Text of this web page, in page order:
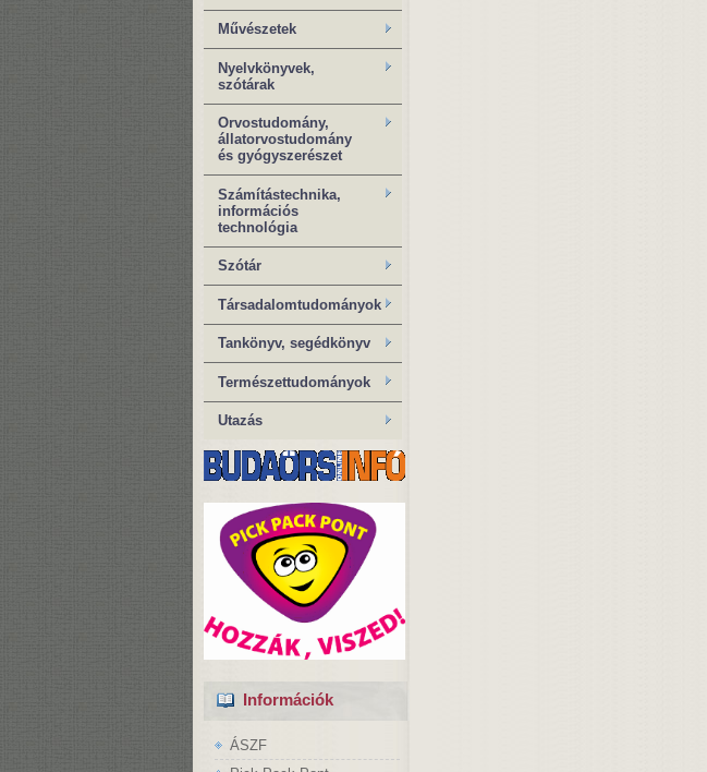
Művészetek
Nyelvkönyvek,
szótárak
Orvostudomány,
állatorvostudomány
és gyógyszerészet
Számítástechnika,
információs
technológia
Szótár
Társadalomtudományok
Tankönyv, segédkönyv
Természettudományok
Utazás
Információk
ÁSZF